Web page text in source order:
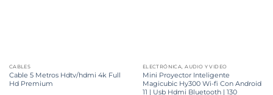
CABLES
Cable 5 Metros Hdtv/hdmi 4k Full
Hd Premium
ELECTRÓNICA, AUDIO Y VIDEO
Mini Proyector Inteligente
Magicubic Hy300 Wi-fi Con Android
11 | Usb Hdmi Bluetooth | 130